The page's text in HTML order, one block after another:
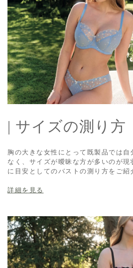
| サイズの測り方
胸の大きな女性にとって既製品では
なく、サイズが曖昧な方が多いのが
に目安としてのバストの測り方をご紹
詳細を見る